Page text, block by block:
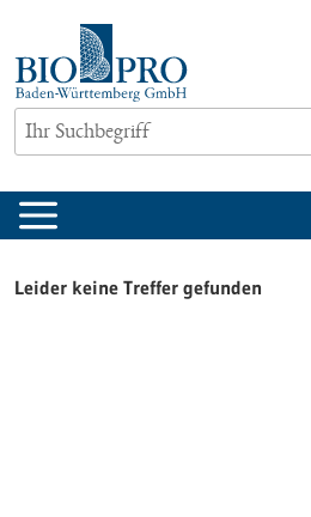
springen
Leider keine Treffer gefunden